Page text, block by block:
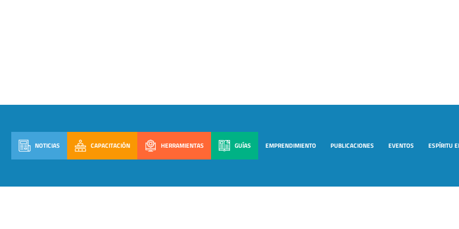
NOTICIAS CAPACITACIÓN HERRAMIENTAS GUÍAS EMPRENDIMIENTO PUBLICACIONES EVENTOS ESPÍRITU